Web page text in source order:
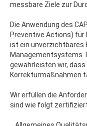
messbare Ziele zur
Die Anwendung des
Preventive Actions) für
ist ein unverzichtbares
Managementsystems.
gewährleisten wir,
Korrekturmaßnahmen
Wir erfüllen die
sind wie folgt